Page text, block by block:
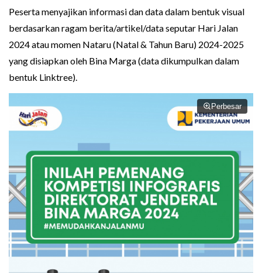
Peserta menyajikan informasi dan data dalam bentuk visual
berdasarkan ragam berita/artikel/data seputar Hari Jalan
2024 atau momen Nataru (Natal & Tahun Baru) 2024-2025
yang disiapkan oleh Bina Marga (data dikumpulkan dalam
bentuk Linktree).
Perbesar